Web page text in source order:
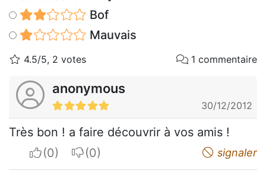
Bof
Mauvais
4.5/5, 2 votes 1 commentaire
anonymous
30/12/2012
Très bon ! a faire découvrir à vos amis !
I apreciateI do not appreciate signaler